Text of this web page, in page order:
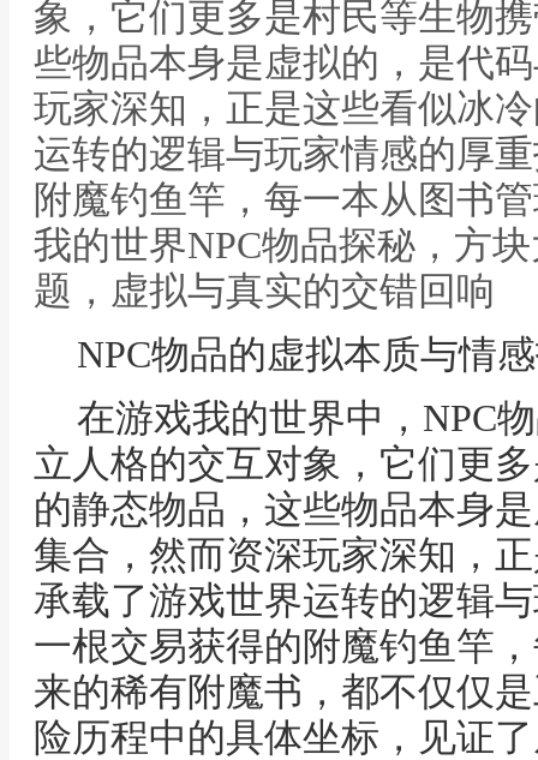
象，它们更多是村民等生物
些物品本身是虚拟的，是代
玩家深知，正是这些看似冰
运转的逻辑与玩家情感的厚
附魔钓鱼竿，每一本从图书
我的世界NPC物品探秘，方
题，虚拟与真实的交错回响
NPC物品的虚拟本质与情
在游戏我的世界中，NPC
立人格的交互对象，它们更
的静态物品，这些物品本身
集合，然而资深玩家深知，
承载了游戏世界运转的逻辑
一根交易获得的附魔钓鱼竿
来的稀有附魔书，都不仅仅
险历程中的具体坐标，见证